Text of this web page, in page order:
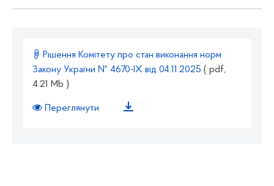
Рішення Комітету про стан виконання норм
Закону України № 4670-ІХ від 04.11.2025 ( pdf,
4.21 Mb )
Переглянути